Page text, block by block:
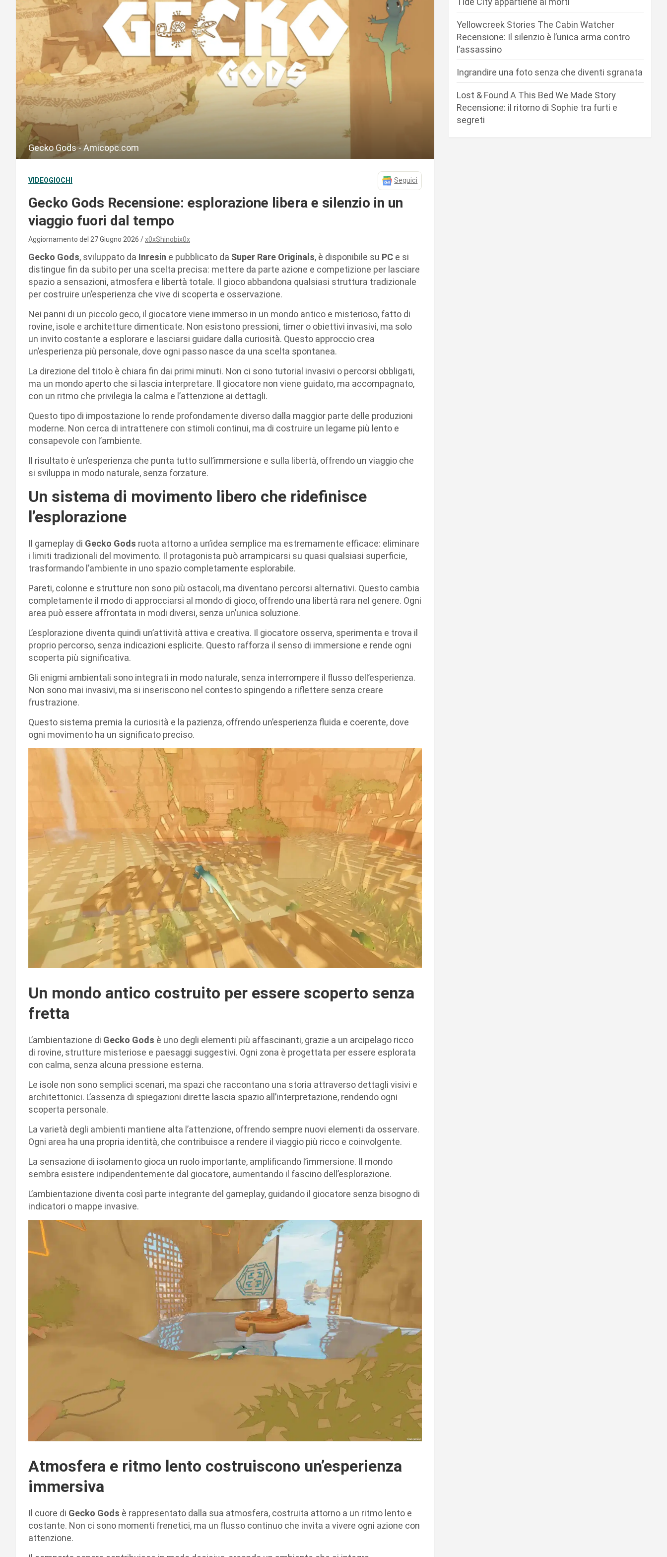
Gecko Gods - Amicopc.com
VIDEOGIOCHI Seguici
Gecko Gods Recensione: esplorazione libera e silenzio in un
viaggio fuori dal tempo
Aggiornamento del 27 Giugno 2026 x0xShinobix0x
Gecko Gods, sviluppato da Inresin e pubblicato da Super Rare Originals, è disponibile su PC e si
distingue fin da subito per una scelta precisa: mettere da parte azione e competizione per lasciare
spazio a sensazioni, atmosfera e libertà totale. Il gioco abbandona qualsiasi struttura tradizionale
per costruire un’esperienza che vive di scoperta e osservazione.
Nei panni di un piccolo geco, il giocatore viene immerso in un mondo antico e misterioso, fatto di
rovine, isole e architetture dimenticate. Non esistono pressioni, timer o obiettivi invasivi, ma solo
un invito costante a esplorare e lasciarsi guidare dalla curiosità. Questo approccio crea
un’esperienza più personale, dove ogni passo nasce da una scelta spontanea.
La direzione del titolo è chiara fin dai primi minuti. Non ci sono tutorial invasivi o percorsi obbligati,
ma un mondo aperto che si lascia interpretare. Il giocatore non viene guidato, ma accompagnato,
con un ritmo che privilegia la calma e l’attenzione ai dettagli.
Questo tipo di impostazione lo rende profondamente diverso dalla maggior parte delle produzioni
moderne. Non cerca di intrattenere con stimoli continui, ma di costruire un legame più lento e
consapevole con l’ambiente.
Il risultato è un’esperienza che punta tutto sull’immersione e sulla libertà, offrendo un viaggio che
si sviluppa in modo naturale, senza forzature.
Un sistema di movimento libero che ridefinisce
l’esplorazione
Il gameplay di Gecko Gods ruota attorno a un’idea semplice ma estremamente efficace: eliminare
i limiti tradizionali del movimento. Il protagonista può arrampicarsi su quasi qualsiasi superficie,
trasformando l’ambiente in uno spazio completamente esplorabile.
Pareti, colonne e strutture non sono più ostacoli, ma diventano percorsi alternativi. Questo cambia
completamente il modo di approcciarsi al mondo di gioco, offrendo una libertà rara nel genere. Ogni
area può essere affrontata in modi diversi, senza un’unica soluzione.
L’esplorazione diventa quindi un’attività attiva e creativa. Il giocatore osserva, sperimenta e trova il
proprio percorso, senza indicazioni esplicite. Questo rafforza il senso di immersione e rende ogni
scoperta più significativa.
Gli enigmi ambientali sono integrati in modo naturale, senza interrompere il flusso dell’esperienza.
Non sono mai invasivi, ma si inseriscono nel contesto spingendo a riflettere senza creare
frustrazione.
Questo sistema premia la curiosità e la pazienza, offrendo un’esperienza fluida e coerente, dove
ogni movimento ha un significato preciso.
Un mondo antico costruito per essere scoperto senza
fretta
L’ambientazione di Gecko Gods è uno degli elementi più affascinanti, grazie a un arcipelago ricco
di rovine, strutture misteriose e paesaggi suggestivi. Ogni zona è progettata per essere esplorata
con calma, senza alcuna pressione esterna.
Le isole non sono semplici scenari, ma spazi che raccontano una storia attraverso dettagli visivi e
architettonici. L’assenza di spiegazioni dirette lascia spazio all’interpretazione, rendendo ogni
scoperta personale.
La varietà degli ambienti mantiene alta l’attenzione, offrendo sempre nuovi elementi da osservare.
Ogni area ha una propria identità, che contribuisce a rendere il viaggio più ricco e coinvolgente.
La sensazione di isolamento gioca un ruolo importante, amplificando l’immersione. Il mondo
sembra esistere indipendentemente dal giocatore, aumentando il fascino dell’esplorazione.
L’ambientazione diventa così parte integrante del gameplay, guidando il giocatore senza bisogno di
indicatori o mappe invasive.
Atmosfera e ritmo lento costruiscono un’esperienza
immersiva
Il cuore di Gecko Gods è rappresentato dalla sua atmosfera, costruita attorno a un ritmo lento e
costante. Non ci sono momenti frenetici, ma un flusso continuo che invita a vivere ogni azione con
attenzione.
Yellowcreek Stories The Cabin Watcher
Recensione: Il silenzio è l’unica arma contro
l’assassino
Ingrandire una foto senza che diventi sgranata
Lost & Found A This Bed We Made Story
Recensione: il ritorno di Sophie tra furti e
segreti